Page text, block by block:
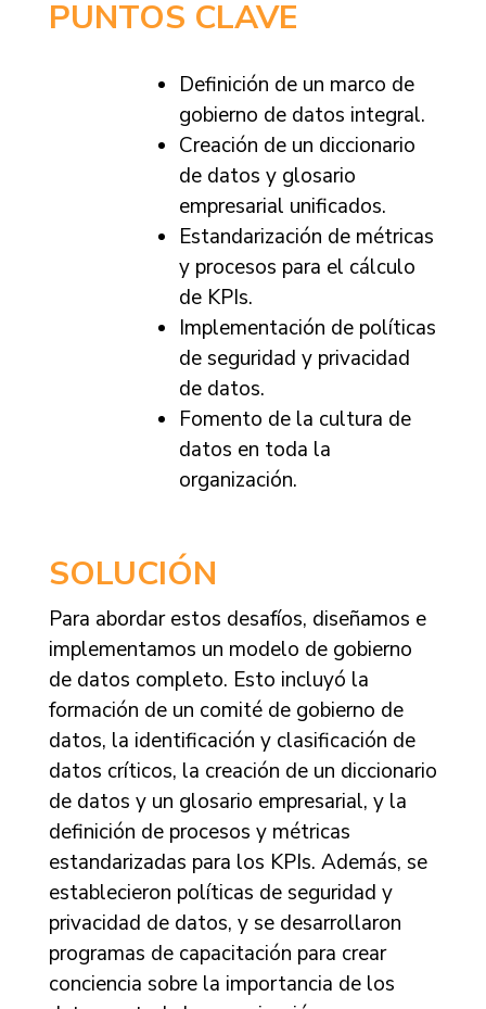
PUNTOS CLAVE
Definición de un marco de
gobierno de datos integral.
Creación de un diccionario
de datos y glosario
empresarial unificados.
Estandarización de métricas
y procesos para el cálculo
de KPIs.
Implementación de políticas
de seguridad y privacidad
de datos.
Fomento de la cultura de
datos en toda la
organización.
SOLUCIÓN
Para abordar estos desafíos, diseñamos e
implementamos un modelo de gobierno
de datos completo. Esto incluyó la
formación de un comité de gobierno de
datos, la identificación y clasificación de
datos críticos, la creación de un diccionario
de datos y un glosario empresarial, y la
definición de procesos y métricas
estandarizadas para los KPIs. Además, se
establecieron políticas de seguridad y
privacidad de datos, y se desarrollaron
programas de capacitación para crear
conciencia sobre la importancia de los